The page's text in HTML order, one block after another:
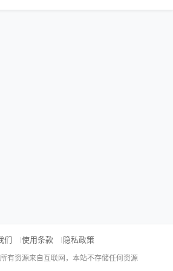
们 使用条款 隐私政策
有资源来自互联网，本站不存储任何资源